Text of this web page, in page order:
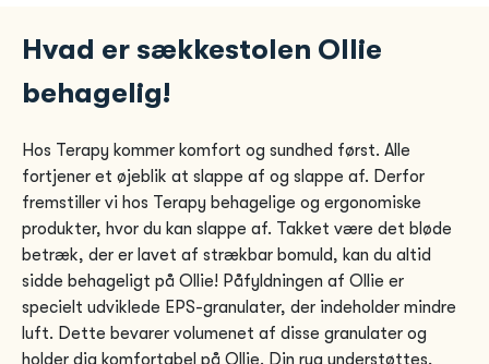
Hvad er sækkestolen Ollie
behagelig!
Hos Terapy kommer komfort og sundhed først. Alle
fortjener et øjeblik at slappe af og slappe af. Derfor
fremstiller vi hos Terapy behagelige og ergonomiske
produkter, hvor du kan slappe af. Takket være det bløde
betræk, der er lavet af strækbar bomuld, kan du altid
sidde behageligt på Ollie! Påfyldningen af ​​Ollie er
specielt udviklede EPS-granulater, der indeholder mindre
luft. Dette bevarer volumenet af disse granulater og
holder dig komfortabel på Ollie. Din ryg understøttes,